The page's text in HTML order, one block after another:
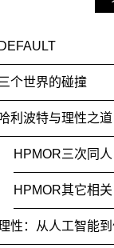
DEFAULT
三个世界的碰撞
利波特与理性之道
HPMOR三次同人
HPMOR其它相关
性：从人工智能到